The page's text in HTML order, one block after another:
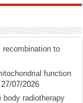
recombination to
function
27/07/2026
radiotherapy